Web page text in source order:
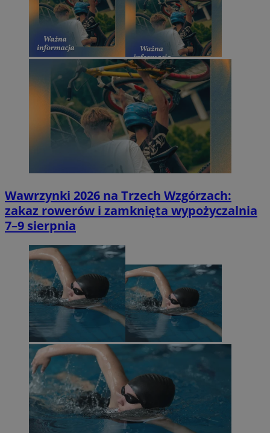
Wawrzynki 2026 na Trzech Wzgórzach:
zakaz rowerów i zamknięta wypożyczalnia
7–9 sierpnia